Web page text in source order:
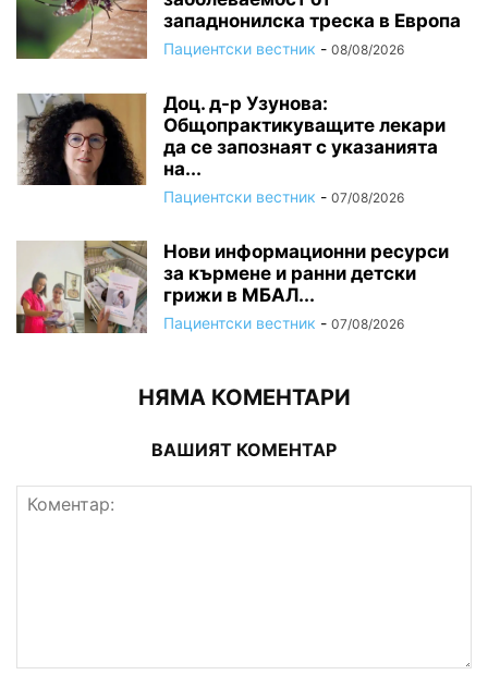
западнонилска треска в Европа
Пациентски вестник - 08/08/2026
Доц. д-р Узунова:
Общопрактикуващите лекари
да се запознаят с указанията
на...
Пациентски вестник - 07/08/2026
Нови информационни ресурси
за кърмене и ранни детски
грижи в МБАЛ...
Пациентски вестник - 07/08/2026
НЯМА КОМЕНТАРИ
ВАШИЯТ КОМЕНТАР